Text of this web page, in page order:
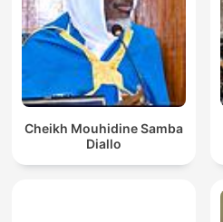
Cheikh Mouhidine Samba
Diallo